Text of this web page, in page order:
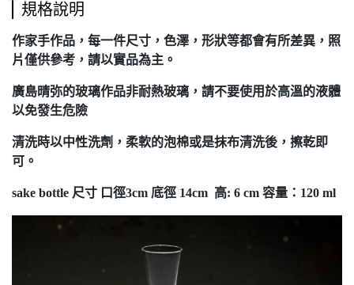
規格說明
作家手作品，每一件尺寸，色澤，形狀等都會有所差異，照
片僅供參考，請以實品為主。
廣島晴弥的玻璃作品非耐熱玻璃，請不要使用於高溫的液體
以免發生危險
清洗時以中性洗劑，柔軟的泡棉或是抹布清洗後，擦乾即
可。
sake bottle 尺寸 口徑3cm 底徑 14cm 高: 6 cm 容量：120 ml